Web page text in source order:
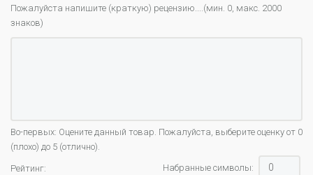
Пожалуйста напишите (краткую) рецензию....(мин. 0, макс. 2000
знаков)
Во-первых: Оцените данный товар. Пожалуйста, выберите оценку от 0
(плохо) до 5 (отлично).
Рейтинг: Набранные символы: